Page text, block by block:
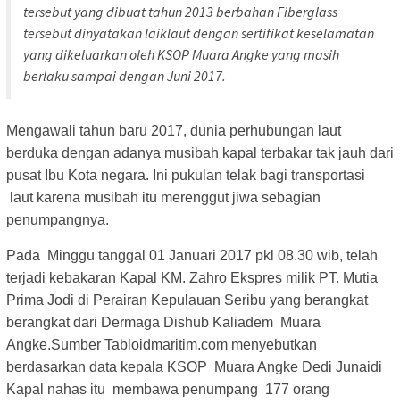
tersebut yang dibuat tahun 2013 berbahan Fiberglass
tersebut dinyatakan laiklaut dengan sertifikat keselamatan
yang dikeluarkan oleh KSOP Muara Angke yang masih
berlaku sampai dengan Juni 2017.
Mengawali tahun baru 2017, dunia perhubungan laut
berduka dengan adanya musibah kapal terbakar tak jauh dari
pusat Ibu Kota negara. Ini pukulan telak bagi transportasi
laut karena musibah itu merenggut jiwa sebagian
penumpangnya.
Pada Minggu tanggal 01 Januari 2017 pkl 08.30 wib, telah
terjadi kebakaran Kapal KM. Zahro Ekspres milik PT. Mutia
Prima Jodi di Perairan Kepulauan Seribu yang berangkat
berangkat dari Dermaga Dishub Kaliadem Muara
Angke.Sumber Tabloidmaritim.com menyebutkan
berdasarkan data kepala KSOP Muara Angke Dedi Junaidi
Kapal nahas itu membawa penumpang 177 orang